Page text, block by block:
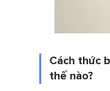
Cách thức
thế nào?